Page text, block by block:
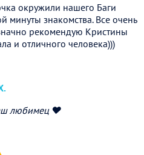
окружили нашего Баги
минуты знакомства. Все очень
рекомендую Кристины
и отличного человека)))
любимец ❤️